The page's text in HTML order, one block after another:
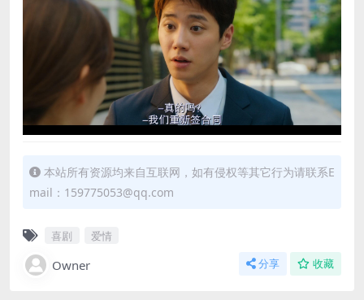
本站所有资源均来自互联网，如有侵权等其它行为请联系E
mail：159775053@qq.com
喜剧 爱情
Owner 分享 收藏